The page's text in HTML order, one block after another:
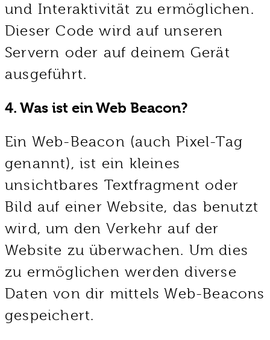
und Interaktivität zu ermöglichen.
Dieser Code wird auf unseren
Servern oder auf deinem Gerät
ausgeführt.
4. Was ist ein Web Beacon?
Ein Web-Beacon (auch Pixel-Tag
genannt), ist ein kleines
unsichtbares Textfragment oder
Bild auf einer Website, das benutzt
wird, um den Verkehr auf der
Website zu überwachen. Um dies
zu ermöglichen werden diverse
Daten von dir mittels Web-Beacons
gespeichert.